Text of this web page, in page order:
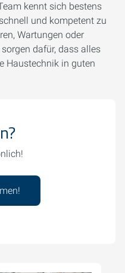
kennt sich bestens
und kompetent zu
Wartungen oder
dafür, dass alles
Haustechnik in guten